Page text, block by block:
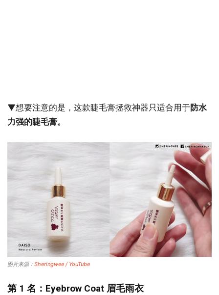
▼想要注意的是，这款睫毛膏拯救神器只适合用于防水
力强的睫毛膏。
图片来源： Sheringwee / YouTube
第 1 名：Eyebrow Coat 眉毛雨衣